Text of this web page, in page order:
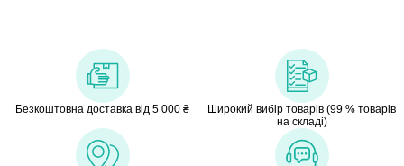
Безкоштовна доставка від 5 000 ₴
Широкий вибір товарів (99 % товарів
на складі)